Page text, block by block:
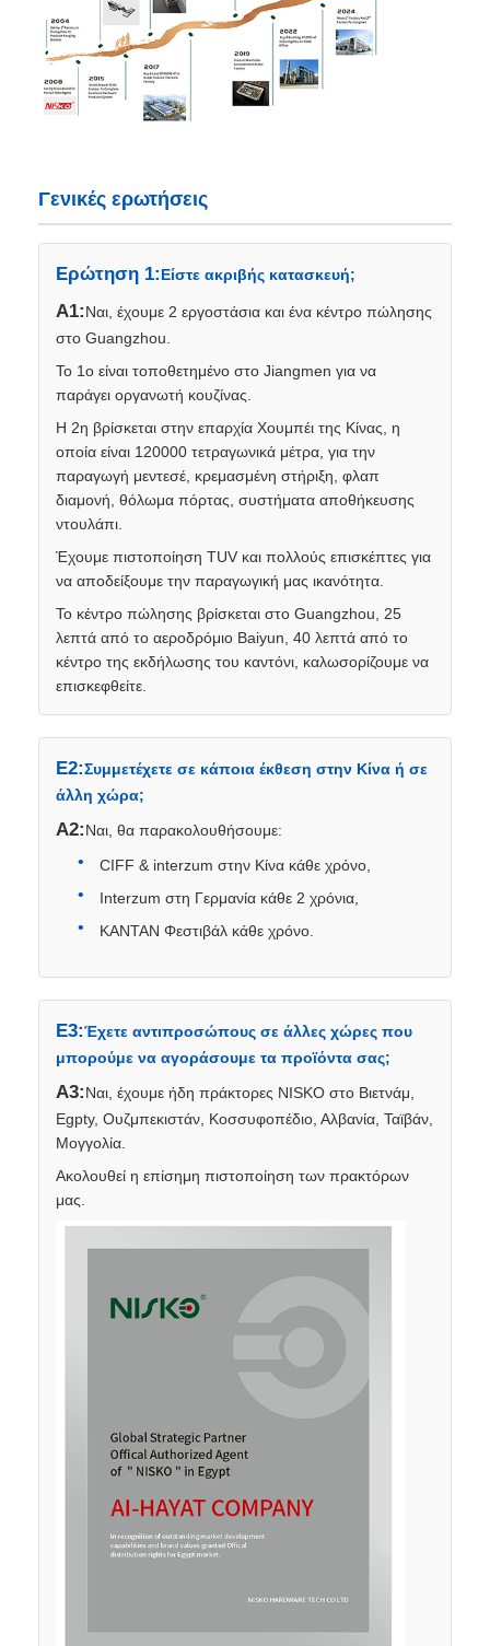
Γενικές ερωτήσεις
Ερώτηση 1:Είστε ακριβής κατασκευή;
Α1:Ναι, έχουμε 2 εργοστάσια και ένα κέντρο πώλησης
στο Guangzhou.
Το 1ο είναι τοποθετημένο στο Jiangmen για να
παράγει οργανωτή κουζίνας.
Η 2η βρίσκεται στην επαρχία Χουμπέι της Κίνας, η
οποία είναι 120000 τετραγωνικά μέτρα, για την
παραγωγή μεντεσέ, κρεμασμένη στήριξη, φλαπ
διαμονή, θόλωμα πόρτας, συστήματα αποθήκευσης
ντουλάπι.
Έχουμε πιστοποίηση TUV και πολλούς επισκέπτες για
να αποδείξουμε την παραγωγική μας ικανότητα.
Το κέντρο πώλησης βρίσκεται στο Guangzhou, 25
λεπτά από το αεροδρόμιο Baiyun, 40 λεπτά από το
κέντρο της εκδήλωσης του καντόνι, καλωσορίζουμε να
επισκεφθείτε.
Ε2:Συμμετέχετε σε κάποια έκθεση στην Κίνα ή σε
άλλη χώρα;
Α2:Ναι, θα παρακολουθήσουμε:
CIFF & interzum στην Κίνα κάθε χρόνο,
Interzum στη Γερμανία κάθε 2 χρόνια,
ΚΑΝΤΑΝ Φεστιβάλ κάθε χρόνο.
Ε3:Έχετε αντιπροσώπους σε άλλες χώρες που
μπορούμε να αγοράσουμε τα προϊόντα σας;
Α3:Ναι, έχουμε ήδη πράκτορες NISKO στο Βιετνάμ,
Egpty, Ουζμπεκιστάν, Κοσσυφοπέδιο, Αλβανία, Ταϊβάν,
Μογγολία.
Ακολουθεί η επίσημη πιστοποίηση των πρακτόρων
μας.